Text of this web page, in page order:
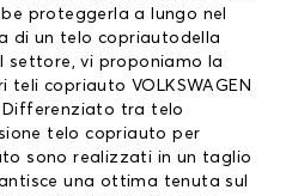
proteggerla a lungo nel
di un telo copriautodella
settore, vi proponiamo la
teli copriauto VOLKSWAGEN
Differenziato tra telo
telo copriauto per
sono realizzati in un taglio
una ottima tenuta sul